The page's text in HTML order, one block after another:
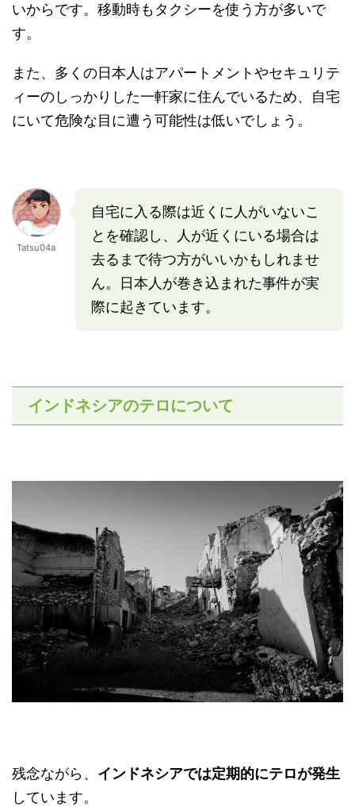
いからです。移動時もタクシーを使う方が多いで
す。
また、多くの日本人はアパートメントやセキュリテ
ィーのしっかりした一軒家に住んでいるため、自宅
にいて危険な目に遭う可能性は低いでしょう。
Tatsu04a
自宅に入る際は近くに人がいないこ
とを確認し、人が近くにいる場合は
去るまで待つ方がいいかもしれませ
ん。日本人が巻き込まれた事件が実
際に起きています。
インドネシアのテロについて
残念ながら、 インドネシアでは定期的にテロが発生
しています。